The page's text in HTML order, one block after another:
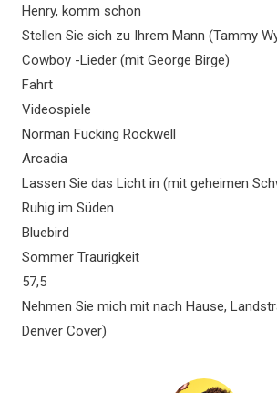
Henry, komm schon
Stellen Sie sich zu Ihrem Mann (Tammy
Cowboy -Lieder (mit George Birge)
Fahrt
Videospiele
Norman Fucking Rockwell
Arcadia
Lassen Sie das Licht in (mit geheimen
Ruhig im Süden
Bluebird
Sommer Traurigkeit
57,5
Nehmen Sie mich mit nach Hause,
Denver Cover)